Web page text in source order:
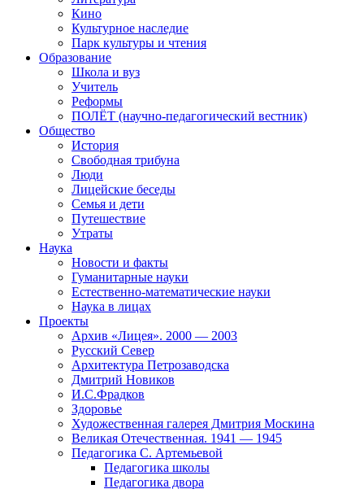
Кино
Культурное наследие
Парк культуры и чтения
Образование
Школа и вуз
Учитель
Реформы
ПОЛЁТ (научно-педагогический вестник)
Общество
История
Свободная трибуна
Люди
Лицейские беседы
Семья и дети
Путешествие
Утраты
Наука
Новости и факты
Гуманитарные науки
Естественно-математические науки
Наука в лицах
Проекты
Архив «Лицея». 2000 — 2003
Русский Север
Архитектура Петрозаводска
Дмитрий Новиков
И.С.Фрадков
Здоровье
Художественная галерея Дмитрия Москина
Великая Отечественная. 1941 — 1945
Педагогика С. Артемьевой
Педагогика школы
Педагогика двора